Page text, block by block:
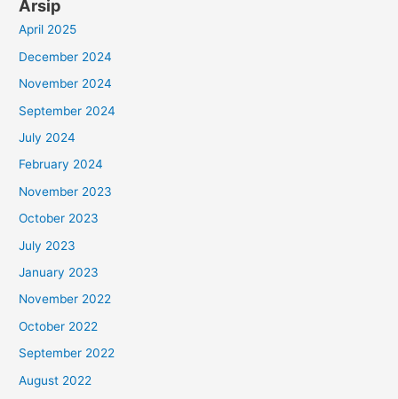
Arsip
April 2025
December 2024
November 2024
September 2024
July 2024
February 2024
November 2023
October 2023
July 2023
January 2023
November 2022
October 2022
September 2022
August 2022